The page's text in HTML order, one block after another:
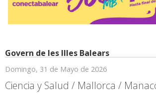
Govern de les Illes Balears
Domingo, 31 de Mayo de 2026
Ciencia y Salud / Mallorca /